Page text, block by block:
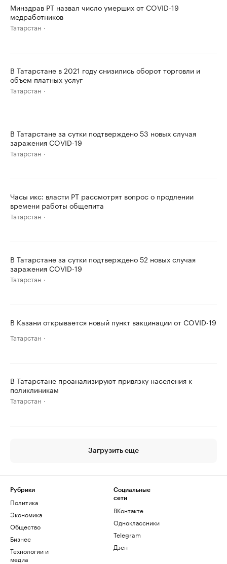
Минздрав РТ назвал число умерших от COVID-19
медработников
Татарстан
В Татарстане в 2021 году снизились оборот торговли и
объем платных услуг
Татарстан
В Татарстане за сутки подтверждено 53 новых случая
заражения COVID-19
Татарстан
Часы икс: власти РТ рассмотрят вопрос о продлении
времени работы общепита
Татарстан
В Татарстане за сутки подтверждено 52 новых случая
заражения COVID-19
Татарстан
В Казани открывается новый пункт вакцинации от COVID-19
Татарстан
В Татарстане проанализируют привязку населения к
поликлиникам
Татарстан
Загрузить еще
Рубрики
Политика
Экономика
Общество
Бизнес
Технологии и
медиа
Социальные
сети
ВКонтакте
Одноклассники
Telegram
Дзен